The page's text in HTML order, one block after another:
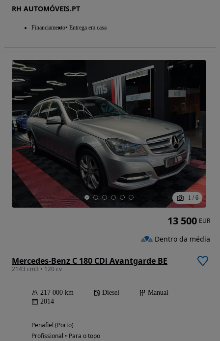
RH AUTOMÓVEIS.PT
Financiamento Entrega em casa
1 / 6
Mercedes-Benz C 180 CDi Avantgarde BE
2143 cm3 • 120 cv
217 000 km Diesel
Manual
2014
Penafiel (Porto)
Profissional • Para o topo
13 500 EUR
Dentro da média